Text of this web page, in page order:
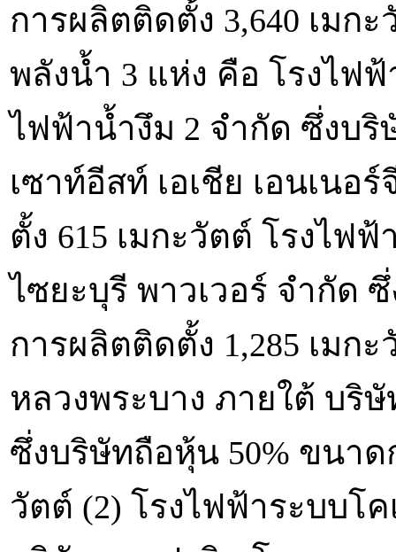
การผลิตติดตั้ง 3,640 เมก
พลังน้ำ 3 แห่ง คือ โรงไฟ
ไฟฟ้าน้ำงึม 2 จำกัด ซึ่งบ
เซาท์อีสท์ เอเชีย เอนเน
ตั้ง 615 เมกะวัตต์ โรงไฟ
ไซยะบุรี พาวเวอร์ จำกัด
การผลิตติดตั้ง 1,285 เมก
หลวงพระบาง ภายใต้ บริ
ซึ่งบริษัทถือหุ้น 50% ขนาด
วัตต์ (2) โรงไฟฟ้าระบบโ